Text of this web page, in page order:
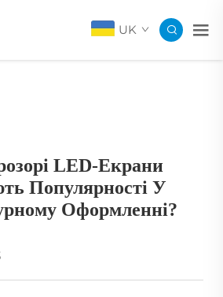
UK
LED-Екрани
Популярності У
Оформленні?